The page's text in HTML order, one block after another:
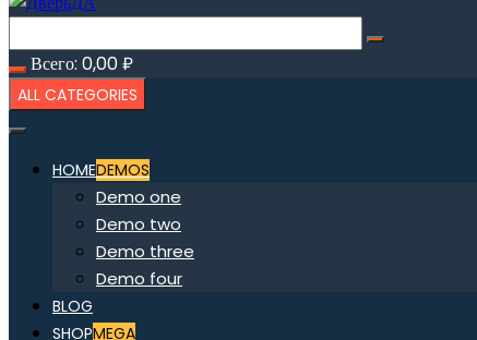
Всего: 0,00₽
ALL CATEGORIES
HOMEDEMOS
Demo one
Demo two
Demo three
Demo four
BLOG
SHOPMEGA